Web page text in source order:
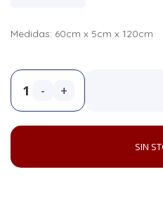
Medidas: 60cm x 5cm x 120cm
- +
SIN